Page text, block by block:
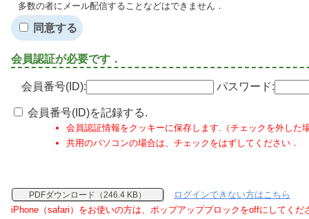
多数の者にメール配信することなどはできません．
同意する
会員認証が必要です．
会員番号(ID): パスワード:
会員番号(ID)を記録する.
会員認証情報をクッキーに保存します.（チェックを外した
共用のパソコンの場合は、チェックをはずしてください．
PDFダウンロード（246.4 KB）
ログインできない方はこちら
iPhone（safari）をお使いの方は、ポップアップブロックをoffにしてくだ